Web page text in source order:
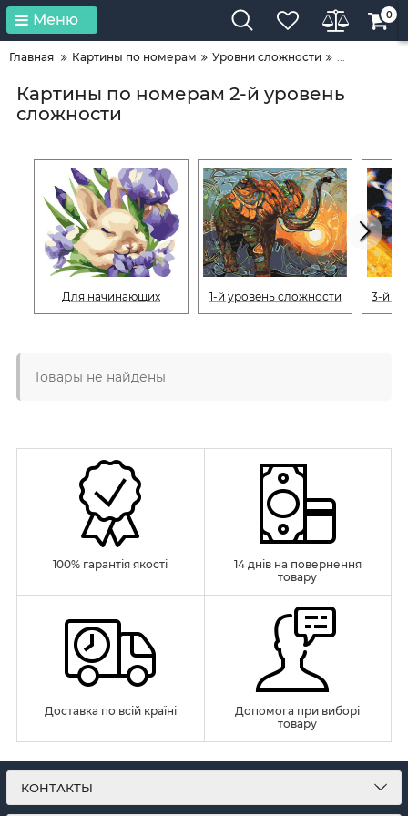
Меню 0
Главная Картины по номерам Уровни сложности ...
Картины по номерам 2-й уровень
сложности
Для начинающих 1-й уровень сложности 3-й
Товары не найдены
100% гарантія якості
14 днів на повернення
товару
Доставка по всій країні
Допомога при виборі
товару
КОНТАКТЫ